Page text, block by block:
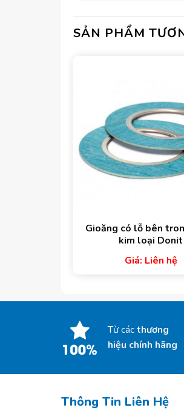
SẢN PHẨM
Gioăng có lỗ bên
kim loại Donit
Giá: Liên hệ
Từ cácthương
hiệu chính hãng
Thông Tin Liên Hệ